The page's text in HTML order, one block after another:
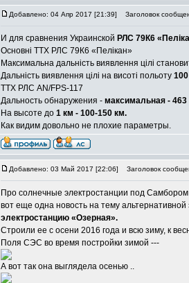
Добавлено: 04 Апр 2017 [21:39] Заголовок
И для сравнения Украинской РЛС 79К6
Основні ТТХ РЛС 79К6 «Пелікан»
Максимальна дальність виявлення цілі
Дальність виявлення цілі на висоті польоту
ТТХ РЛС AN/FPS-117
Дальность обнаружения - максимальная - 463
На высоте до 1 км - 100-150 км.
Как видим довольно не плохие параметры.
Добавлено: 03 Май 2017 [22:06] Заголовок
Про солнечные электростанции под
вот еще одна новость на тему
электростанцию «Озерная».
Строили ее с осени 2016 года и всю зиму, к
Поля СЭС во время постройки зимой ---
А вот так она выглядела осенью ..